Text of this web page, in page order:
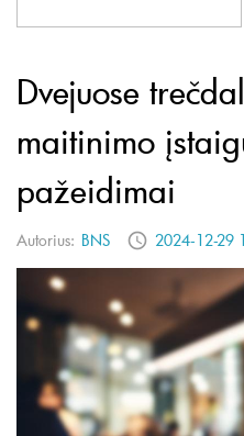
Dvejuose
maitinimo
pažeidimai
Autorius: BNS 2024-12-29